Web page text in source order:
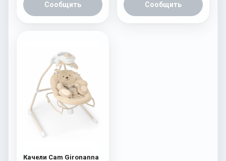
Сообщить Сообщить
Качели Cam Gironanna